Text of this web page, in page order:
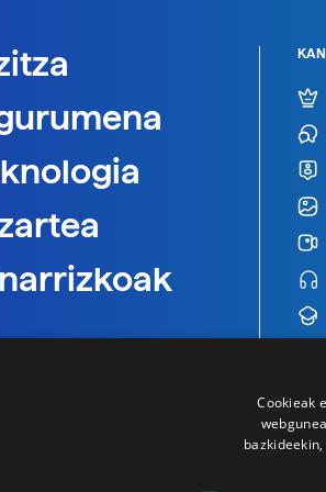
Cookieak